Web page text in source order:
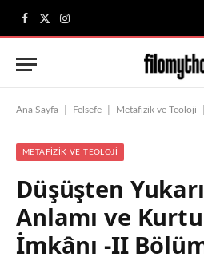
Facebook
X
(Twitter)
Instagram
Ana Sayfa Felsefe Metafizik ve Teoloji
METAFIZIK VE TEOLOJI
Düşüşten
Anlamı ve
İmkânı -II